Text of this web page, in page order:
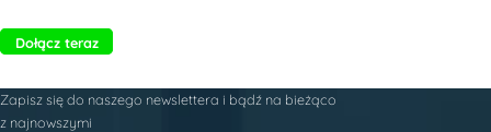
Dołącz teraz
Zapisz się do naszego newslettera i bądź na bieżąco
z najnowszymi